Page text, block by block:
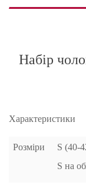
Набір
Характеристики
Розміри
S (40-
S на